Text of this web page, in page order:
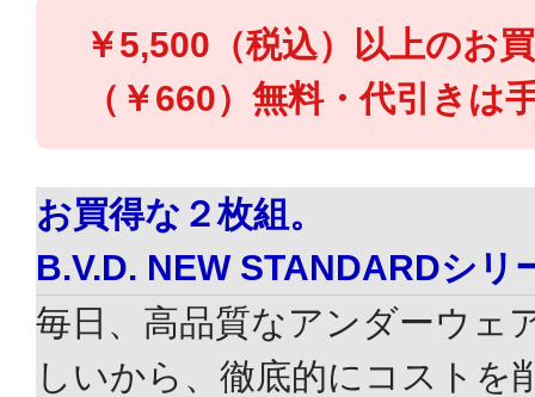
￥5,500（税込）以上のお
（￥660）無料・代引きは
お買得な２枚組。
B.V.D. NEW STANDARDシリ
毎日、高品質なアンダーウェ
しいから、徹底的にコストを